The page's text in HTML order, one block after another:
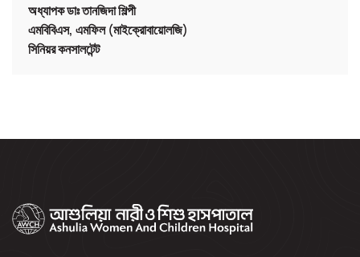
অধ্যাপক ডাঃ তানজিদা শিল্পী
এমবিবিএস, এমফিল (মাইক্রোবায়োলজি)
সিনিয়র কনসালটেন্ট